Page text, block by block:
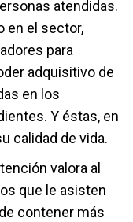
atendidas.
en el sector,
para
adquisitivo de
en los
Y éstas, en
calidad de vida.
valora al
que le asisten
contener más